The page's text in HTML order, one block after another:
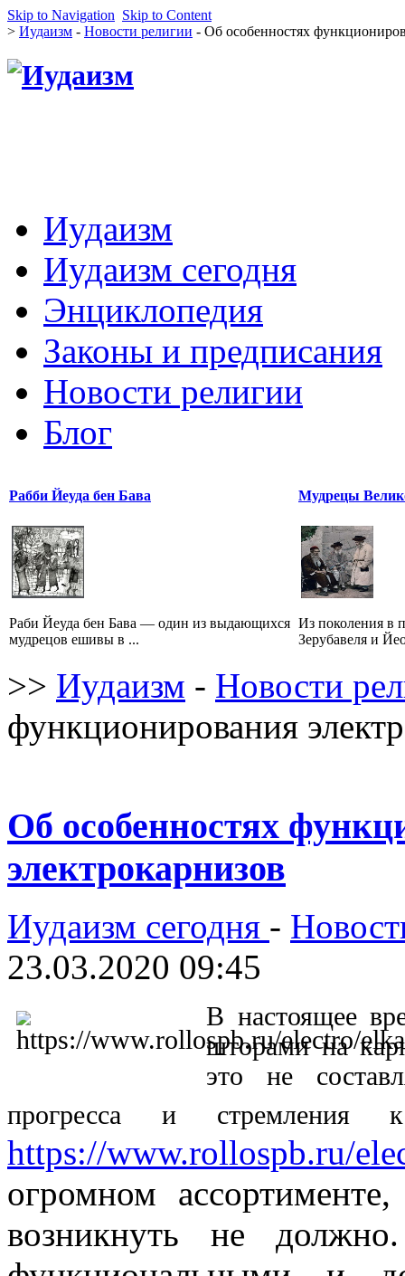
Skip to Navigation Skip to Content
> Иудаизм - Новости религии - Об особенностях
Иудаизм
Иудаизм сегодня
Энциклопедия
Законы и предписания
Новости религии
Блог
Рабби Йеуда бен Бава
Раби Йеуда бен Бава — один из выдающихся
мудрецов ешивы в ...
Мудрецы
Из поколения в
Зерубавеля и
>> Иудаизм - Новости
функционирования
Об особенностях
электрокарнизов
Иудаизм сегодня -
23.03.2020 09:45
В настоящее
шторами на
это не
прогресса и стремления
https://www.rollospb.ru/
огромном
возникнуть не